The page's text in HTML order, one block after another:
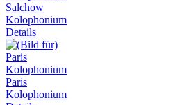
Salchow
Kolophonium
Details
Paris
Kolophonium